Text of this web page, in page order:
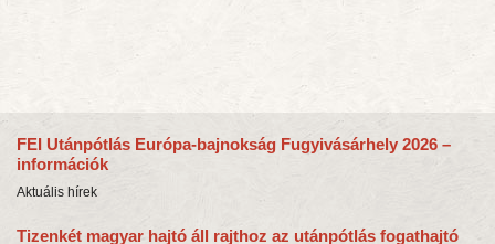
FEI Utánpótlás Európa-bajnokság Fugyivásárhely 2026 –
információk
Aktuális hírek
Tizenkét magyar hajtó áll rajthoz az utánpótlás fogathajtó